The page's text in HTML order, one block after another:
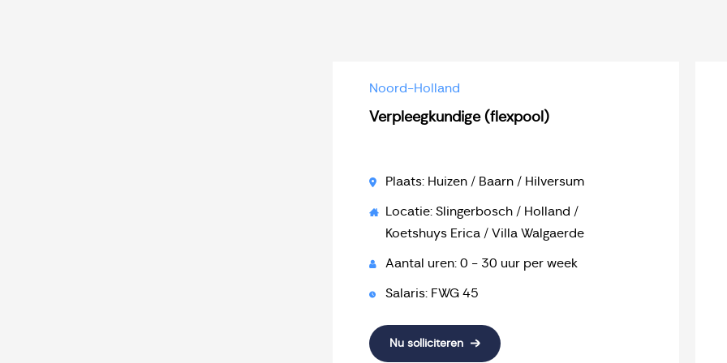
Noord-Holland
Verpleegkundige (flexpool)
Plaats: Huizen / Baarn / Hilversum
Locatie: Slingerbosch / Holland /
Koetshuys Erica / Villa Walgaerde
Aantal uren: 0 - 30 uur per week
Salaris: FWG 45
Nu solliciteren